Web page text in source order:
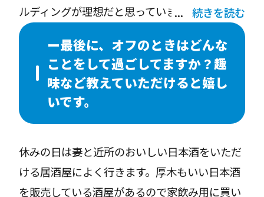
ルディングが理想だと思っています。
今まではある程度固定化されたスキルセットの
中でやりくりをしていた部分も多いため、他分
野とのコラボレーションで視野を広げていける
ことが今からとても楽しみです。
続きを読む
ー最後に、オフのときはどんな
ことをして過ごしてますか？趣
味など教えていただけると嬉し
いです。
休みの日は妻と近所のおいしい日本酒をいただ
ける居酒屋によく行きます。厚木もいい日本酒
を販売している酒屋があるので家飲み用に買い